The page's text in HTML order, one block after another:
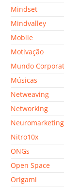
Mindset
Mindvalley
Mobile
Motivação
Mundo
Músicas
Netweaving
Networking
Neuromarketing
Nitro10x
ONGs
Open Space
Origami